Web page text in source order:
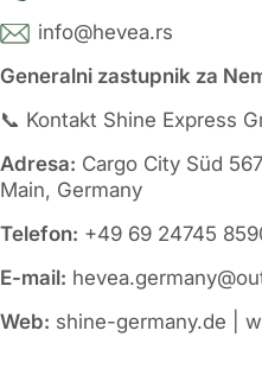
info@hevea.rs
Generalni zastupnik za
📞 Kontakt Shine Express
Adresa: Cargo City Süd
Main, Germany
Telefon: +49 69 24745
E-mail:
Web: shine-germany.de |